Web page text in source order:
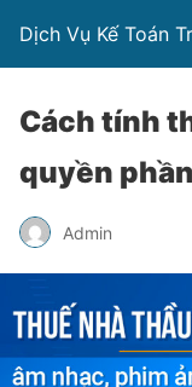
Dịch Vụ Kế Toán
Cách tính
quyền
Admin